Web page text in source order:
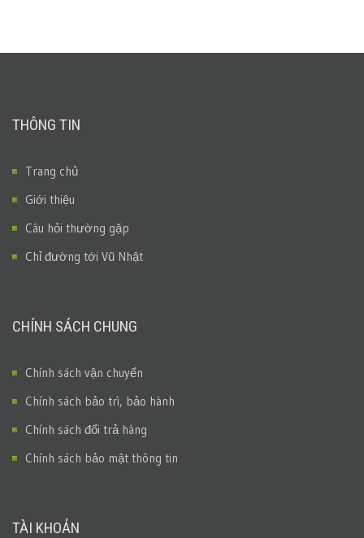
THÔNG TIN
Trang chủ
Giới thiệu
Câu hỏi thường gặp
Chỉ đường tới Vũ Nhật
CHÍNH SÁCH CHUNG
Chính sách vận chuyển
Chính sách bảo trì, bảo hành
Chính sách đổi trả hàng
Chính sách bảo mật thông tin
TÀI KHOẢN